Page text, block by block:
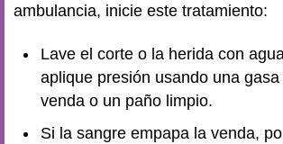
ambulancia, inicie este tratamiento:
Lave el corte o la herida con
aplique presión usando una
venda o un paño limpio.
Si la sangre empapa la venda,